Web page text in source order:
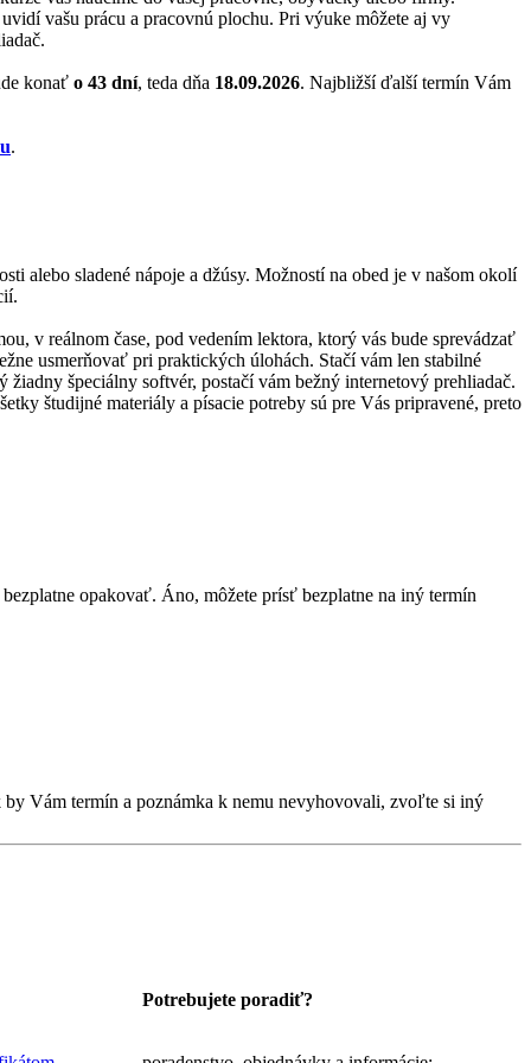
vašu prácu a pracovnú plochu. Pri výuke môžete aj vy
konať o 43 dní, teda dňa 18.09.2026. Najbližší ďalší termín Vám
.
alebo sladené nápoje a džúsy. Možností na obed je v našom okolí
v reálnom čase, pod vedením lektora, ktorý vás bude sprevádzať
usmerňovať pri praktických úlohách. Stačí vám len stabilné
špeciálny softvér, postačí vám bežný internetový prehliadač.
študijné materiály a písacie potreby sú pre Vás pripravené, preto
opakovať. Áno, môžete prísť bezplatne na iný termín
by Vám termín a poznámka k nemu nevyhovovali, zvoľte si iný
Potrebujete poradiť?